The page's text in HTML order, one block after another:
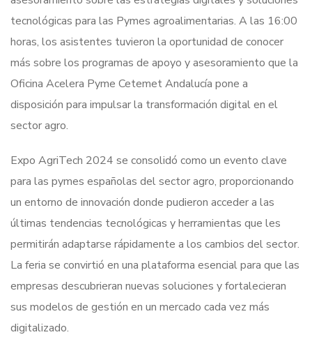
tecnológicas para las Pymes agroalimentarias. A las 16:00
horas, los asistentes tuvieron la oportunidad de conocer
más sobre los programas de apoyo y asesoramiento que la
Oficina Acelera Pyme Cetemet Andalucía pone a
disposición para impulsar la transformación digital en el
sector agro.
Expo AgriTech 2024 se consolidó como un evento clave
para las pymes españolas del sector agro, proporcionando
un entorno de innovación donde pudieron acceder a las
últimas tendencias tecnológicas y herramientas que les
permitirán adaptarse rápidamente a los cambios del sector.
La feria se convirtió en una plataforma esencial para que las
empresas descubrieran nuevas soluciones y fortalecieran
sus modelos de gestión en un mercado cada vez más
digitalizado.